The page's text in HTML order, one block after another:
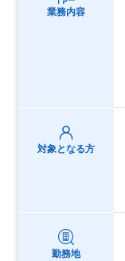
業務内容
対象となる方
勤務地